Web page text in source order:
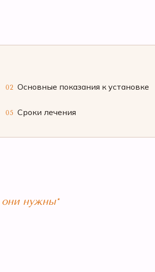
02 Основные показания к установке
05 Сроки лечения
они нужны*